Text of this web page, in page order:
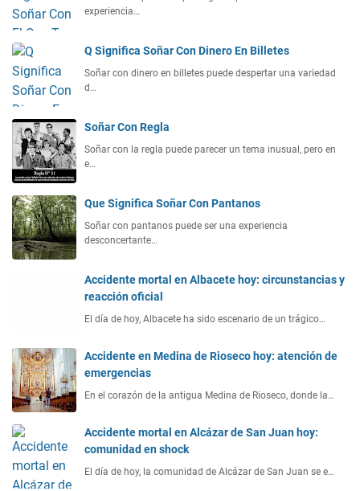
experiencia…
Q Significa Soñar Con Dinero En Billetes
Soñar con dinero en billetes puede despertar una variedad
d…
Soñar Con Regla
Soñar con la regla puede parecer un tema inusual, pero en
e…
Que Significa Soñar Con Pantanos
Soñar con pantanos puede ser una experiencia
desconcertante…
Accidente mortal en Albacete hoy: circunstancias y
reacción oficial
El día de hoy, Albacete ha sido escenario de un trágico…
Accidente en Medina de Rioseco hoy: atención de
emergencias
En el corazón de la antigua Medina de Rioseco, donde la…
Accidente mortal en Alcázar de San Juan hoy:
comunidad en shock
El día de hoy, la comunidad de Alcázar de San Juan se e…